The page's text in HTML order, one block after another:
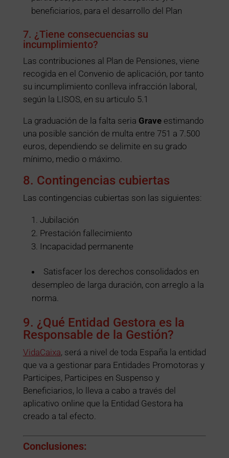
beneficiarios, para el desarrollo del Plan
7. ¿Tiene consecuencias su
incumplimiento?
Las contribuciones al Plan de Pensiones, viene
recogida en el Convenio de aplicación, por tanto
su incumplimiento conlleva infracción laboral,
según la LISOS, en su articulo 5.1
La graduación de la falta seria Grave estimando
una posible sanción de multa entre 751 a 7.500
euros, dependiendo se delimite en su grado
mínimo, medio o máximo.
8. Contingencias cubiertas
Las contingencias cubiertas son las siguientes:
Jubilación
Prestación fallecimiento
Incapacidad permanente
Satisfacer los derechos consolidados en
desempleo de larga duración, con arreglo a la
norma.
9. ¿Qué Entidad Gestora es la
Responsable de la Gestión?
VidaCaixa, será a nivel de toda España la entidad
que va a gestionar para Entidades Promotoras y
Participes, Participes en Suspenso y
Beneficiarios, lo lleva a cabo a través del
aplicativo online que la Entidad Gestora ha
creado a tal efecto.
Conclusiones: